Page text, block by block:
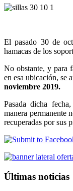
El pasado 30 de
hamacas de los
No obstante, y para
en esa ubicación, se
noviembre 2019.
Pasada dicha
manera permanente
recuperadas por sus
Últimas noticias